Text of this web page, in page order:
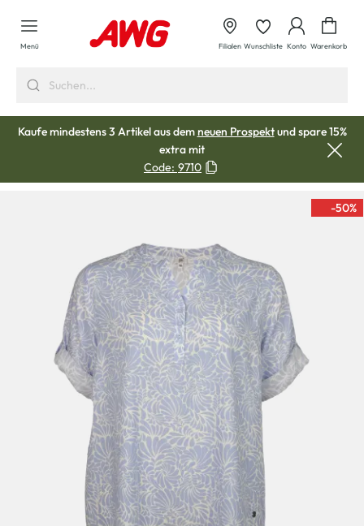
springen
Menü Filialen Wunschliste Konto Warenkorb
Kaufe mindestens 3 Artikel aus demneuen Prospektund spare 15%
extra mit
Code: 9710
-50%